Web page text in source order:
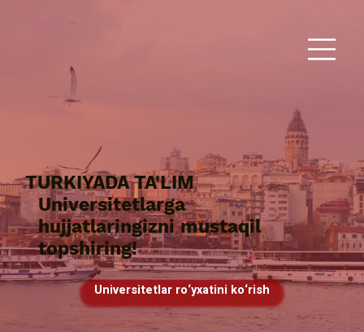
TURKIYADA TA'LIM
Universitetlarga
hujjatlaringizni mustaqil
topshiring!
Universitetlar ro‘yxatini ko‘rish